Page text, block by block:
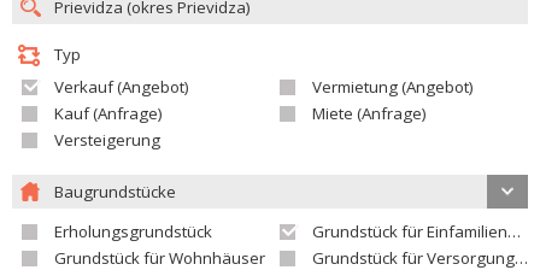
Typ
Verkauf (Angebot)
Vermietung (Angebot)
Kauf (Anfrage)
Miete (Anfrage)
Versteigerung
Baugrundstücke
Erholungsgrundstück
Grundstück für Einfamilienhäuser
Grundstück für Wohnhäuser
Grundstück für Versorgungseinrichtungen